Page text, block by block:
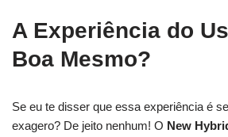
A Experiência do
Boa Mesmo?
Se eu te disser que essa experiência é
exagero? De jeito nenhum! O New